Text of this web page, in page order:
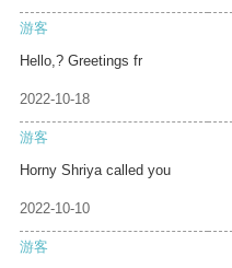
游客
Hello,? Greetings fr
2022-10-18
游客
Horny Shriya called you
2022-10-10
游客